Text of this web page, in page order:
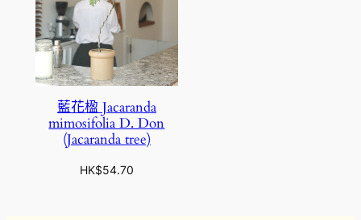
藍花楹 Jacaranda
mimosifolia D. Don
(Jacaranda tree)
HK$54.70